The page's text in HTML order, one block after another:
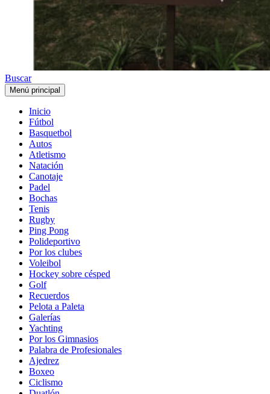
Buscar
Menú principal
Inicio
Fútbol
Basquetbol
Autos
Atletismo
Natación
Canotaje
Padel
Bochas
Tenis
Rugby
Ping Pong
Polideportivo
Por los clubes
Voleibol
Hockey sobre césped
Golf
Recuerdos
Pelota a Paleta
Galerías
Yachting
Por los Gimnasios
Palabra de Profesionales
Ajedrez
Boxeo
Ciclismo